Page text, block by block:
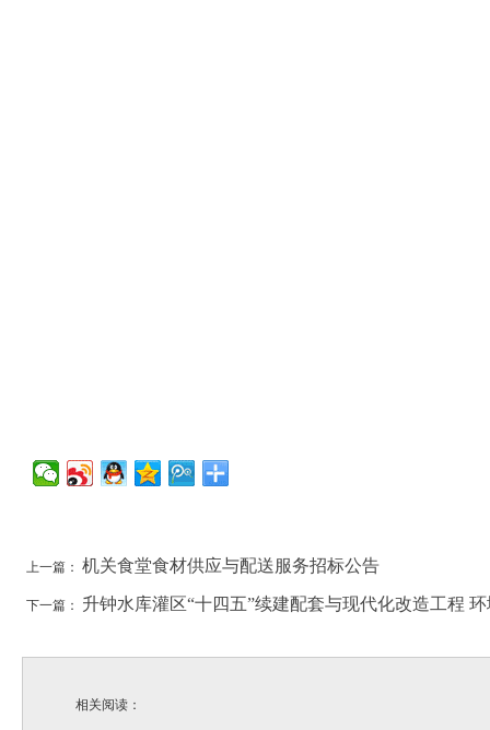
上一篇： 机关食堂食材供应与配送服务招标公告
下一篇： 升钟水库灌区“十四五”续建配套与现代化改造工程
相关阅读：